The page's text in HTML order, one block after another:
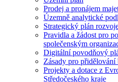
Prodej a pronájem
Územně analytické
Strategický plán
Pravidla a žádost pro
společenským
Digitální povodňový
Zásady pro přidělování
Projekty a dotace z
Středočeského kraje